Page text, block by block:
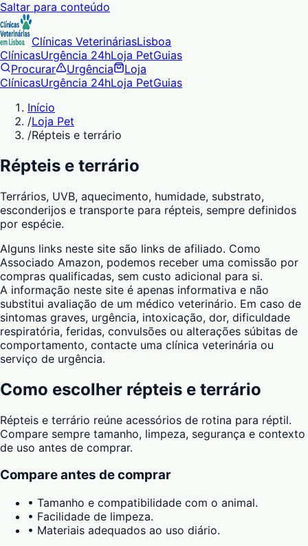
Saltar para conteúdo
Clínicas VeterináriasLisboa
ClínicasUrgência 24hLoja PetGuias
Procurar
Urgência
Loja
ClínicasUrgência 24hLoja PetGuias
Início
/Loja Pet
/Répteis e terrário
Répteis e terrário
Terrários, UVB, aquecimento, humidade, substrato,
esconderijos e transporte para répteis, sempre definidos
por espécie.
Alguns links neste site são links de afiliado. Como
Associado Amazon, podemos receber uma comissão por
compras qualificadas, sem custo adicional para si.
A informação neste site é apenas informativa e não
substitui avaliação de um médico veterinário. Em caso de
sintomas graves, urgência, intoxicação, dor, dificuldade
respiratória, feridas, convulsões ou alterações súbitas de
comportamento, contacte uma clínica veterinária ou
serviço de urgência.
Como escolher répteis e terrário
Répteis e terrário reúne acessórios de rotina para réptil.
Compare sempre tamanho, limpeza, segurança e contexto
de uso antes de comprar.
Compare antes de comprar
• Tamanho e compatibilidade com o animal.
• Facilidade de limpeza.
• Materiais adequados ao uso diário.